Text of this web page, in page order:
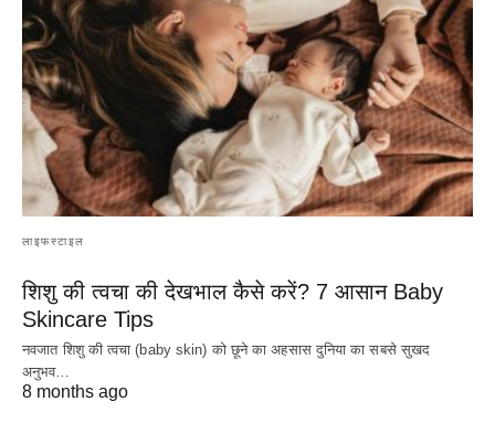
लाइफस्टाइल
शिशु की त्वचा की देखभाल कैसे करें? 7 आसान Baby
Skincare Tips
नवजात शिशु की त्वचा (baby skin) को छूने का अहसास दुनिया का सबसे सुखद
अनुभव…
8 months ago